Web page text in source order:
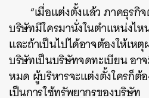
“เมื่อแต่งตั้งแล้ว ภาคธุรกิ
บริษัทมีใครมานั่งในตำแหน่งไห
และถ้าเป็นไปได้อาจต้องให้เห
บริษัทเป็นบริษัทจดทะเบียน อาจ
หมด ผู้บริหารจะแต่งตั้งใครก็ต้อ
เป็นการใช้ทรัพยากรของบริษัท